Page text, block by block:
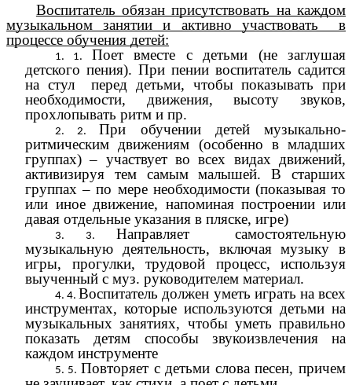
Воспитатель обязан присутствовать на каждом
музыкальном занятии и активно участвовать в
процессе обучения детей:
Поет вместе с детьми (не заглушая
детского пения). При пении воспитатель садится
на стул перед детьми, чтобы показывать при
необходимости, движения, высоту звуков,
прохлопывать ритм и пр.
При обучении детей музыкально-
ритмическим движениям (особенно в младших
группах) – участвует во всех видах движений,
активизируя тем самым малышей. В старших
группах – по мере необходимости (показывая то
или иное движение, напоминая построении или
давая отдельные указания в пляске, игре)
Направляет самостоятельную
музыкальную деятельность, включая музыку в
игры, прогулки, трудовой процесс, используя
выученный с муз. руководителем материал.
Воспитатель должен уметь играть на всех
инструментах, которые используются детьми на
музыкальных занятиях, чтобы уметь правильно
показать детям способы звукоизвлечения на
каждом инструменте
Повторяет с детьми слова песен, причем